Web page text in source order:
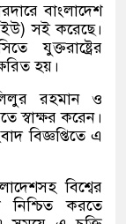
বাংলাদেশ
সই করেছে।
যুক্তরাষ্ট্রের
হয়।
রহমান ও
স্বাক্ষর করেন।
বিজ্ঞপ্তিতে এ
বিশ্বের
নিশ্চিত করতে